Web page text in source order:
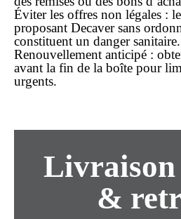
Éviter les offres non légales :
proposant Decaver sans
constituent un danger sanitaire.
Renouvellement anticipé :
avant la fin de la boîte pour
urgents.
&